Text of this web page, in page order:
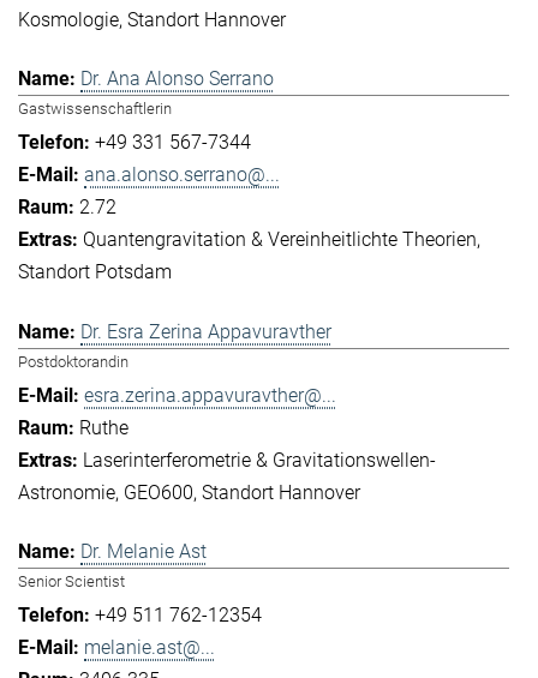
Kosmologie Standort Hannover
Dr. Ana Alonso Serrano
Gastwissenschaftlerin
+49 331 567-7344
ana.alonso.serrano@...
2.72
Quantengravitation & Vereinheitlichte Theorien
Standort Potsdam
Dr. Esra Zerina Appavuravther
Postdoktorandin
esra.zerina.appavuravther@...
Ruthe
Laserinterferometrie & Gravitationswellen-
Astronomie GEO600 Standort Hannover
Dr. Melanie Ast
Senior Scientist
+49 511 762-12354
melanie.ast@...